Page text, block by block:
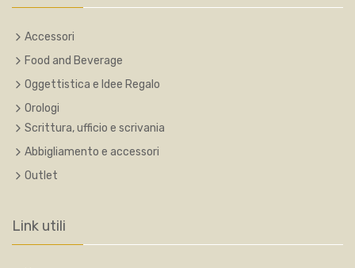
Accessori
Food and Beverage
Oggettistica e Idee Regalo
Orologi
Scrittura, ufficio e scrivania
Abbigliamento e accessori
Outlet
Link utili